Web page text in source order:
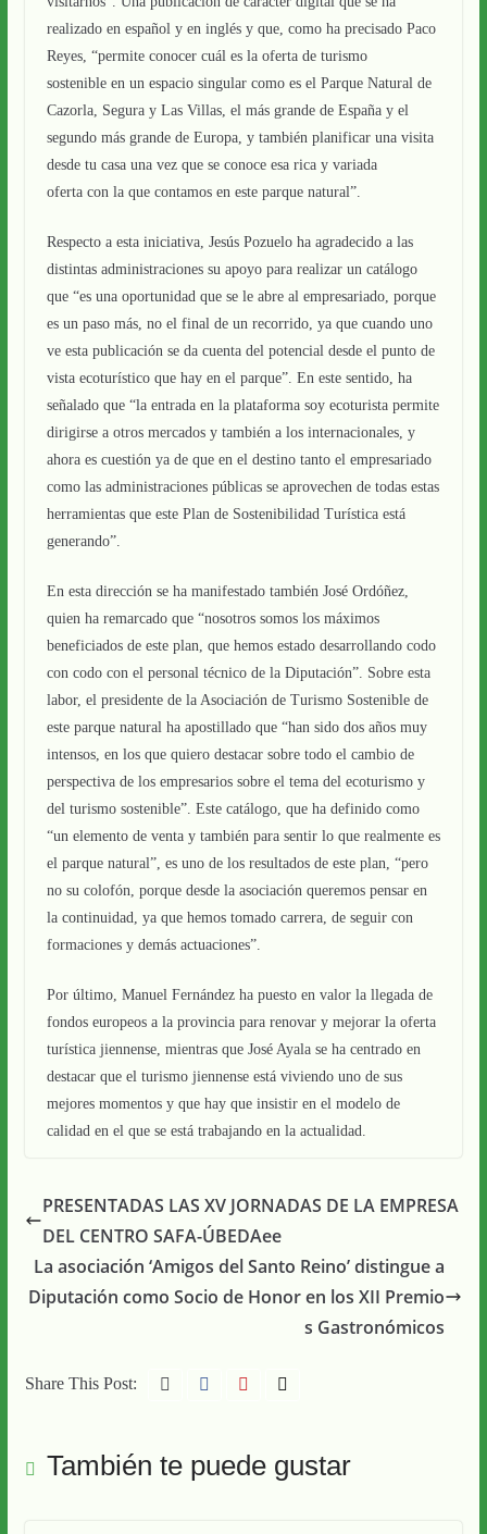
realizado en español y en inglés y que, como ha precisado Paco
Reyes, “permite conocer cuál es la oferta de turismo
sostenible en un espacio singular como es el Parque Natural de
Cazorla, Segura y Las Villas, el más grande de España y el
segundo más grande de Europa, y también planificar una visita
desde tu casa una vez que se conoce esa rica y variada
oferta con la que contamos en este parque natural”.
Respecto a esta iniciativa, Jesús Pozuelo ha agradecido a las
distintas administraciones su apoyo para realizar un catálogo
que “es una oportunidad que se le abre al empresariado, porque
es un paso más, no el final de un recorrido, ya que cuando uno
ve esta publicación se da cuenta del potencial desde el punto de
vista ecoturístico que hay en el parque”. En este sentido, ha
señalado que “la entrada en la plataforma soy ecoturista permite
dirigirse a otros mercados y también a los internacionales, y
ahora es cuestión ya de que en el destino tanto el empresariado
como las administraciones públicas se aprovechen de todas estas
herramientas que este Plan de Sostenibilidad Turística está
generando”.
En esta dirección se ha manifestado también José Ordóñez,
quien ha remarcado que “nosotros somos los máximos
beneficiados de este plan, que hemos estado desarrollando codo
con codo con el personal técnico de la Diputación”. Sobre esta
labor, el presidente de la Asociación de Turismo Sostenible de
este parque natural ha apostillado que “han sido dos años muy
intensos, en los que quiero destacar sobre todo el cambio de
perspectiva de los empresarios sobre el tema del ecoturismo y
del turismo sostenible”. Este catálogo, que ha definido como
“un elemento de venta y también para sentir lo que realmente es
el parque natural”, es uno de los resultados de este plan, “pero
no su colofón, porque desde la asociación queremos pensar en
la continuidad, ya que hemos tomado carrera, de seguir con
formaciones y demás actuaciones”.
Por último, Manuel Fernández ha puesto en valor la llegada de
fondos europeos a la provincia para renovar y mejorar la oferta
turística jiennense, mientras que José Ayala se ha centrado en
destacar que el turismo jiennense está viviendo uno de sus
mejores momentos y que hay que insistir en el modelo de
calidad en el que se está trabajando en la actualidad.
PRESENTADAS LAS XV JORNADAS DE LA EMPRESA
DEL CENTRO SAFA-ÚBEDAee
La asociación ‘Amigos del Santo Reino’ distingue a
Diputación como Socio de Honor en los XII Premio
s Gastronómicos
Share This Post:
También te puede gustar